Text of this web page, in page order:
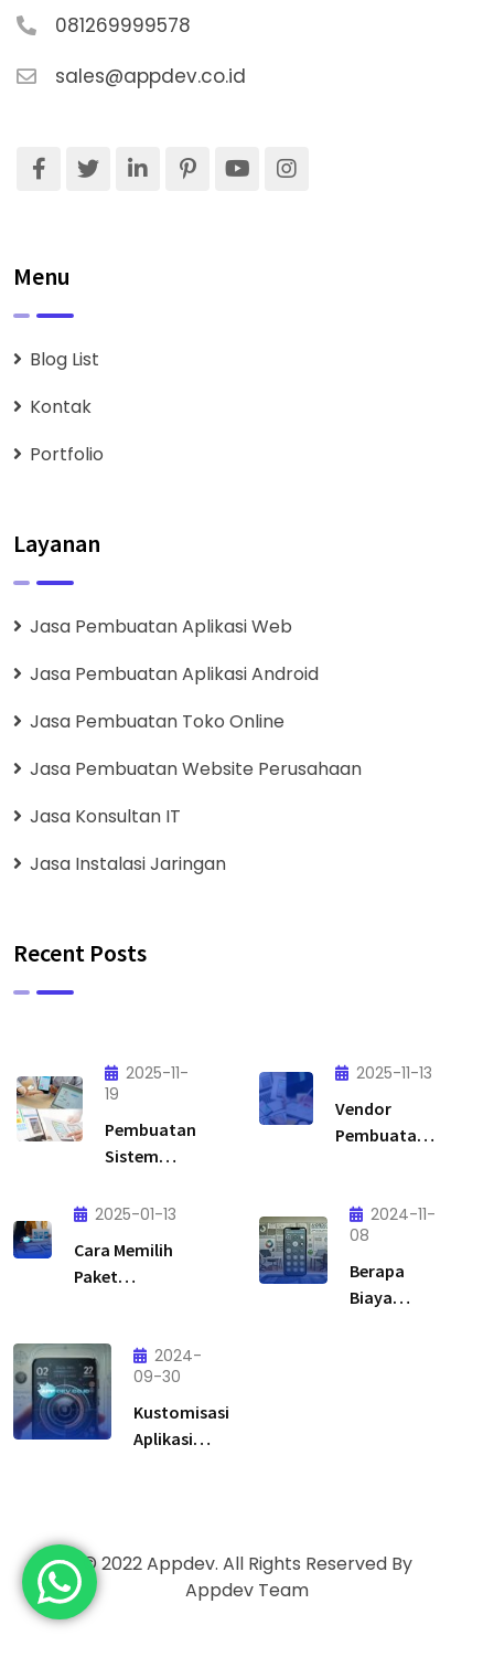
081269999578
sales@appdev.co.id
Menu
Blog List
Kontak
Portfolio
Layanan
Jasa Pembuatan Aplikasi Web
Jasa Pembuatan Aplikasi Android
Jasa Pembuatan Toko Online
Jasa Pembuatan Website Perusahaan
Jasa Konsultan IT
Jasa Instalasi Jaringan
Recent Posts
2025-11-
19
Pembuatan
Sistem
Custom:
Tepat
untuk
Ingin Lebih
Efisien &
2025-11-13
Vendor
Pembuatan
untuk
Transformasi
Digital Bisnis
Anda
2025-01-13
Cara Memilih
Paket
Budget
2024-11-
08
Berapa
Biaya
2024-
09-30
Kustomisasi
Aplikasi
© 2022 Appdev. All Rights Reserved By
Appdev Team